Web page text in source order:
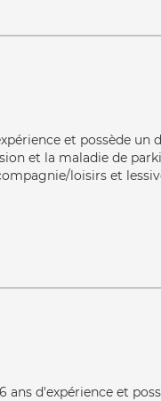
et possède un
et la maladie de
loisirs et
ans d'expérience et